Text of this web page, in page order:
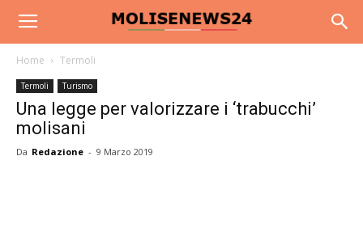
Home Termoli
Termoli Turismo
Una legge per valorizzare i ‘trabucchi’
molisani
Da Redazione - 9 Marzo 2019